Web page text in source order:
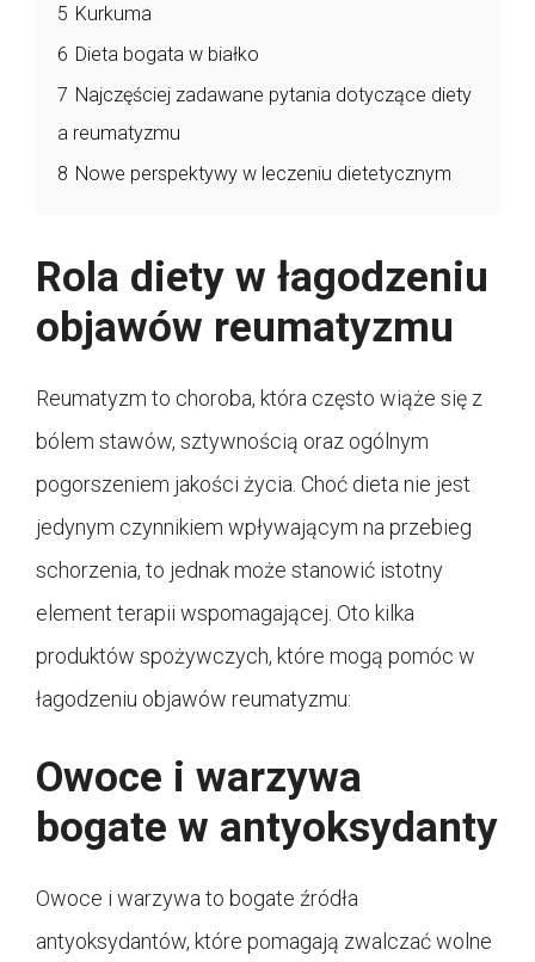
5 Kurkuma
6 Dieta bogata w białko
7 Najczęściej zadawane pytania dotyczące diety
a reumatyzmu
8 Nowe perspektywy w leczeniu dietetycznym
Rola diety w łagodzeniu
objawów reumatyzmu
Reumatyzm to choroba, która często wiąże się z
bólem stawów, sztywnością oraz ogólnym
pogorszeniem jakości życia. Choć dieta nie jest
jedynym czynnikiem wpływającym na przebieg
schorzenia, to jednak może stanowić istotny
element terapii wspomagającej. Oto kilka
produktów spożywczych, które mogą pomóc w
łagodzeniu objawów reumatyzmu:
Owoce i warzywa
bogate w antyoksydanty
Owoce i warzywa to bogate źródła
antyoksydantów, które pomagają zwalczać wolne